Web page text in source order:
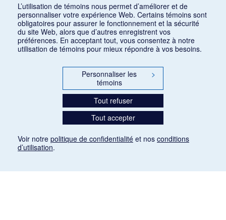
L’utilisation de témoins nous permet d’améliorer et de
personnaliser votre expérience Web. Certains témoins sont
obligatoires pour assurer le fonctionnement et la sécurité
du site Web, alors que d’autres enregistrent vos
préférences. En acceptant tout, vous consentez à notre
utilisation de témoins pour mieux répondre à vos besoins.
Personnaliser les
témoins
>
Tout refuser
Tout accepter
Voir notre politique de confidentialité et nos conditions
d’utilisation.